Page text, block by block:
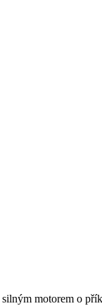
motorem o